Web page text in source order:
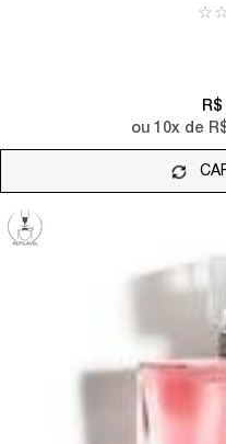
R$
ou 10x de